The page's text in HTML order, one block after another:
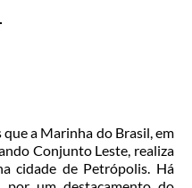
a Marinha do Brasil, em
Conjunto Leste, realiza
cidade de Petrópolis. Há